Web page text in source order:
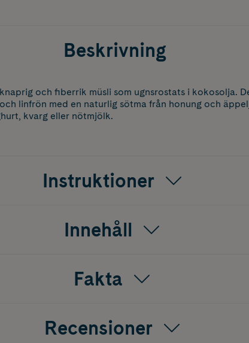
Beskrivning
och fiberrik müsli som ugnsrostats i kokosolja.
linfrön med en naturlig sötma från honung och
kvarg eller nötmjölk.
Instruktioner
Innehåll
Fakta
Recensioner